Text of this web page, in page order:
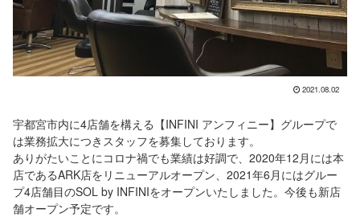
2021.08.02
宇都宮市内に4店舗を構える【INFINI アンフィニー】グループで
は業務拡大につきスタッフを募集しております。
ありがたいことにコロナ禍でも業績は好調で、2020年12月には本
店であるARK店をリニューアルオープン、2021年6月にはグルー
プ4店舗目のSOL by INFINIをオープンいたしました。今後も新店
舗オープン予定です。